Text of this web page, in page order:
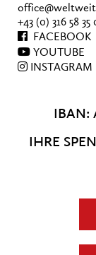
+43 (0) 316 58 35
FACEBOOK
YOUTUBE
INSTAGRAM
IBAN:
IHRE